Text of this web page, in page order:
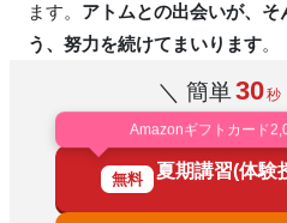
ます。 アトムとの出会いが、
う、努力を続けてまいります。
＼ 簡単30秒
Amazonギフトカード
無料 夏期講習(体験